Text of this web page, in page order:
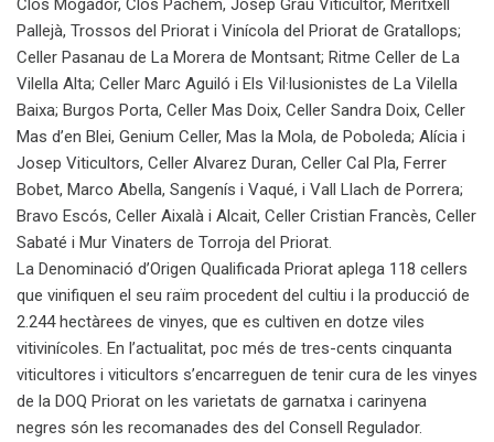
Pallejà, Trossos del Priorat i Vinícola del Priorat de Gratallops;
Celler Pasanau de La Morera de Montsant; Ritme Celler de La
Vilella Alta; Celler Marc Aguiló i Els Vil·lusionistes de La Vilella
Baixa; Burgos Porta, Celler Mas Doix, Celler Sandra Doix, Celler
Mas d’en Blei, Genium Celler, Mas la Mola, de Poboleda; Alícia i
Josep Viticultors, Celler Alvarez Duran, Celler Cal Pla, Ferrer
Bobet, Marco Abella, Sangenís i Vaqué, i Vall Llach de Porrera;
Bravo Escós, Celler Aixalà i Alcait, Celler Cristian Francès, Celler
Sabaté i Mur Vinaters de Torroja del Priorat.
La Denominació d’Origen Qualificada Priorat aplega 118 cellers
que vinifiquen el seu raïm procedent del cultiu i la producció de
2.244 hectàrees de vinyes, que es cultiven en dotze viles
vitivinícoles. En l’actualitat, poc més de tres-cents cinquanta
viticultores i viticultors s’encarreguen de tenir cura de les vinyes
de la DOQ Priorat on les varietats de garnatxa i carinyena
negres són les recomanades des del Consell Regulador.